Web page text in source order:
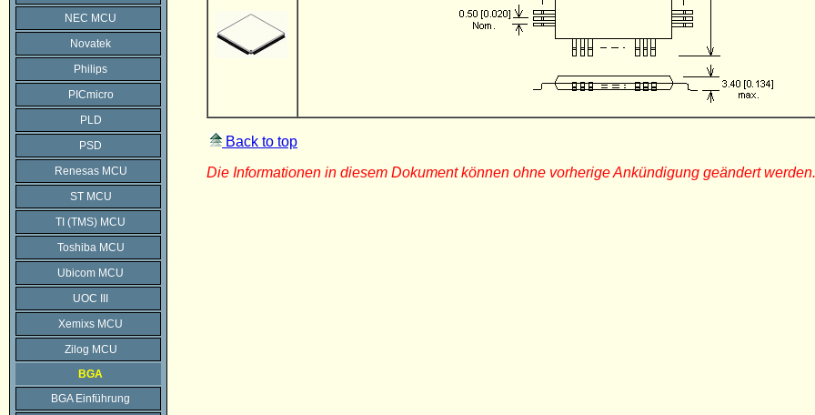
NEC MCU
Novatek
Philips
PICmicro
PLD
PSD
Renesas MCU
ST MCU
TI (TMS) MCU
Toshiba MCU
Ubicom MCU
UOC III
Xemixs MCU
Zilog MCU
BGA
BGA Einführung
Back to top
Die Informationen in diesem Dokument können ohne vorherige Ankündigung geändert werden.